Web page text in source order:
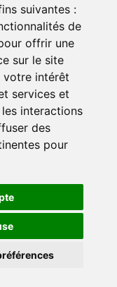
suivantes :
de
offrir une
sur le site
votre intérêt
services et
interactions
des
pour
d'utilisation
SÉJOUR
!
Twitter
© 2025